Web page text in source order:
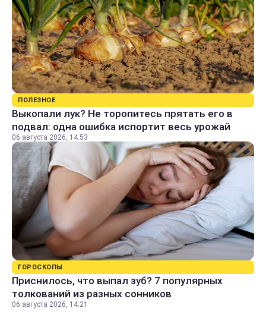
ПОЛЕЗНОЕ
Выкопали лук? Не торопитесь прятать его в
подвал: одна ошибка испортит весь урожай
06 августа 2026, 14:53
ГОРОСКОПЫ
Приснилось, что выпал зуб? 7 популярных
толкований из разных сонников
06 августа 2026, 14:21